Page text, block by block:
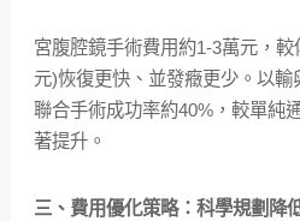
宮腹腔鏡手術費用約1-3萬元，
元)恢復更快、並發癥更少。以
聯合手術成功率約40%，較單純
著提升。
三、費用優化策略：科學規劃降